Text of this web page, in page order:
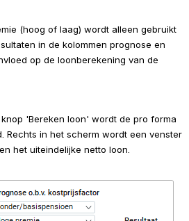
(hoog of laag) wordt alleen gebruikt
in de kolommen prognose en
op de loonberekening van de
'Bereken loon' wordt de pro forma
Rechts in het scherm wordt een venster
het uiteindelijke netto loon.